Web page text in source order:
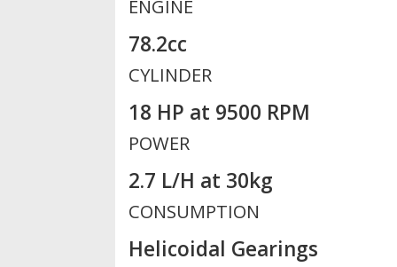
ENGINE
78.2cc
CYLINDER
18 HP at 9500 RPM
POWER
2.7 L/H at 30kg
CONSUMPTION
Helicoidal Gearings